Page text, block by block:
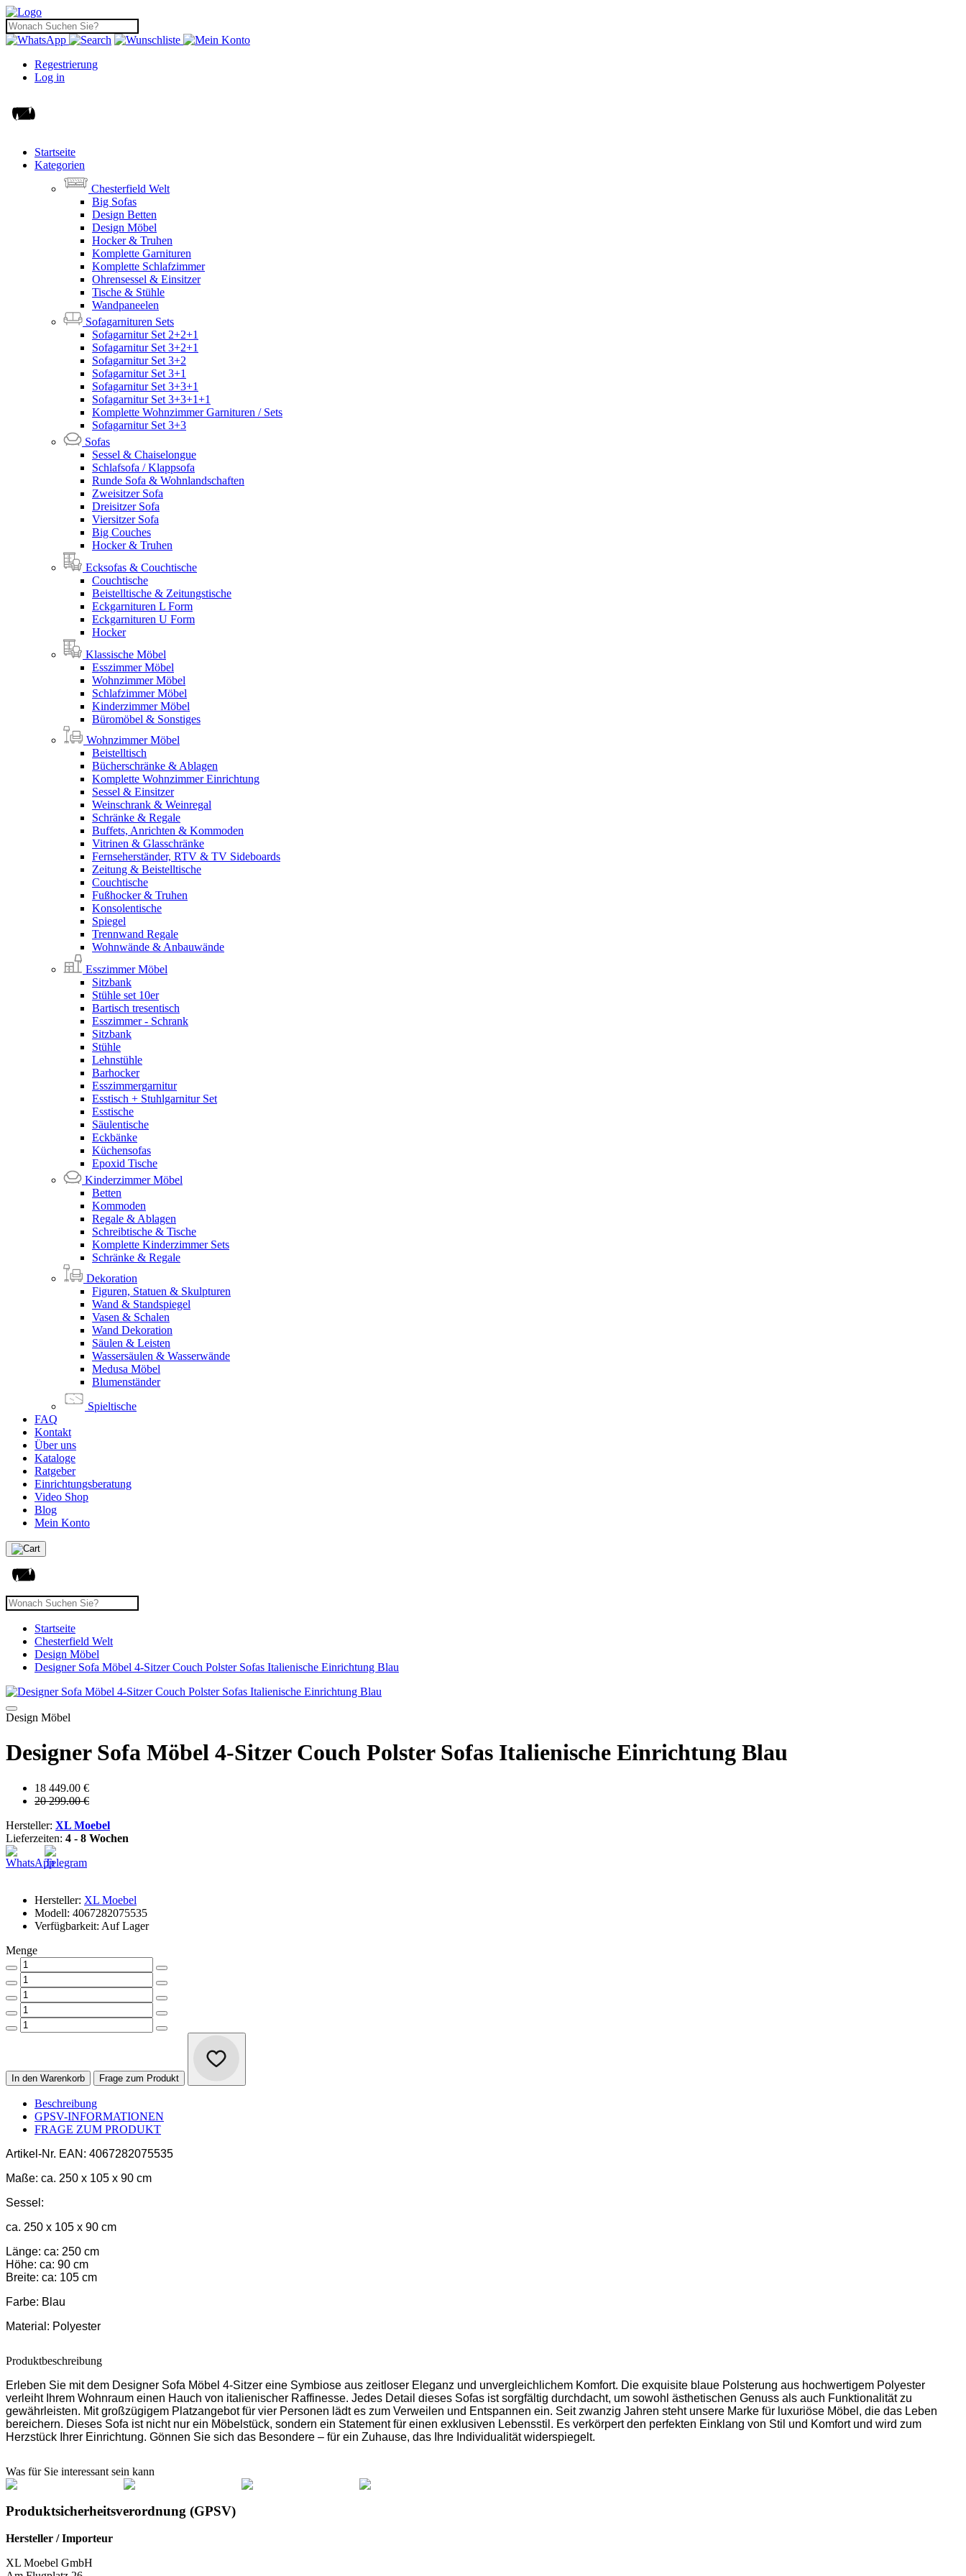
Regestrierung
Log in
Startseite
Kategorien
Chesterfield Welt
Big Sofas
Design Betten
Design Möbel
Hocker & Truhen
Komplette Garnituren
Komplette Schlafzimmer
Ohrensessel & Einsitzer
Tische & Stühle
Wandpaneelen
Sofagarnituren Sets
Sofagarnitur Set 2+2+1
Sofagarnitur Set 3+2+1
Sofagarnitur Set 3+2
Sofagarnitur Set 3+1
Sofagarnitur Set 3+3+1
Sofagarnitur Set 3+3+1+1
Komplette Wohnzimmer Garnituren / Sets
Sofagarnitur Set 3+3
Sofas
Sessel & Chaiselongue
Schlafsofa / Klappsofa
Runde Sofa & Wohnlandschaften
Zweisitzer Sofa
Dreisitzer Sofa
Viersitzer Sofa
Big Couches
Hocker & Truhen
Ecksofas & Couchtische
Couchtische
Beistelltische & Zeitungstische
Eckgarnituren L Form
Eckgarnituren U Form
Hocker
Klassische Möbel
Esszimmer Möbel
Wohnzimmer Möbel
Schlafzimmer Möbel
Kinderzimmer Möbel
Büromöbel & Sonstiges
Wohnzimmer Möbel
Beistelltisch
Bücherschränke & Ablagen
Komplette Wohnzimmer Einrichtung
Sessel & Einsitzer
Weinschrank & Weinregal
Schränke & Regale
Buffets, Anrichten & Kommoden
Vitrinen & Glasschränke
Fernseherständer, RTV & TV Sideboards
Zeitung & Beistelltische
Couchtische
Fußhocker & Truhen
Konsolentische
Spiegel
Trennwand Regale
Wohnwände & Anbauwände
Esszimmer Möbel
Sitzbank
Stühle set 10er
Bartisch tresentisch
Esszimmer - Schrank
Sitzbank
Stühle
Lehnstühle
Barhocker
Esszimmergarnitur
Esstisch + Stuhlgarnitur Set
Esstische
Säulentische
Eckbänke
Küchensofas
Epoxid Tische
Kinderzimmer Möbel
Betten
Kommoden
Regale & Ablagen
Schreibtische & Tische
Komplette Kinderzimmer Sets
Schränke & Regale
Dekoration
Figuren, Statuen & Skulpturen
Wand & Standspiegel
Vasen & Schalen
Wand Dekoration
Säulen & Leisten
Wassersäulen & Wasserwände
Medusa Möbel
Blumenständer
Spieltische
FAQ
Kontakt
Über uns
Kataloge
Ratgeber
Einrichtungsberatung
Video Shop
Blog
Mein Konto
Startseite
Chesterfield Welt
Design Möbel
Designer Sofa Möbel 4-Sitzer Couch Polster Sofas Italienische Einrichtung Blau
Design Möbel
Designer Sofa Möbel 4-Sitzer Couch Polster Sofas Italienische Einrichtung Blau
18 449.00 €
20 299.00 €
Hersteller: XL Moebel
Lieferzeiten: 4 - 8 Wochen
Hersteller: XL Moebel
Modell: 4067282075535
Verfügbarkeit: Auf Lager
Menge
In den Warenkorb Frage zum Produkt
Beschreibung
GPSV-INFORMATIONEN
FRAGE ZUM PRODUKT
Artikel-Nr. EAN: 4067282075535
Maße: ca. 250 x 105 x 90 cm
Sessel:
ca. 250 x 105 x 90 cm
Länge: ca: 250 cm
Höhe: ca: 90 cm
Breite: ca: 105 cm
Farbe: Blau
Material: Polyester
Produktbeschreibung
Erleben Sie mit dem Designer Sofa Möbel 4-Sitzer eine Symbiose aus zeitloser Eleganz und unvergleichlichem Komfort. Die exquisite blaue Polsterung aus hochwertigem Polyester
verleiht Ihrem Wohnraum einen Hauch von italienischer Raffinesse. Jedes Detail dieses Sofas ist sorgfältig durchdacht, um sowohl ästhetischen Genuss als auch Funktionalität zu
gewährleisten. Mit großzügigem Platzangebot für vier Personen lädt es zum Verweilen und Entspannen ein. Seit zwanzig Jahren steht unsere Marke für luxuriöse Möbel, die das Leben
bereichern. Dieses Sofa ist nicht nur ein Möbelstück, sondern ein Statement für einen exklusiven Lebensstil. Es verkörpert den perfekten Einklang von Stil und Komfort und wird zum
Herzstück Ihrer Einrichtung. Gönnen Sie sich das Besondere – für ein Zuhause, das Ihre Individualität widerspiegelt.
Was für Sie interessant sein kann
Produktsicherheitsverordnung (GPSV)
Hersteller / Importeur
XL Moebel GmbH